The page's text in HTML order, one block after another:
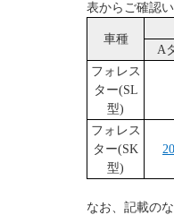
表からご確認
車種
A
フォレス
ター(SL
型)
フォレス
ター(SK
型)
なお、記載の